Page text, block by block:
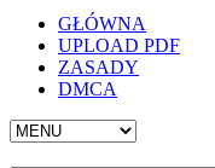
GŁÓWNA
UPLOAD PDF
ZASADY
DMCA